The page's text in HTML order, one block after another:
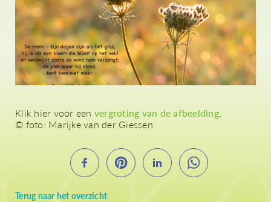
Terug naar het overzicht
Klik hier voor een vergroting van de afbeelding.
© foto: Marijke van der Giessen